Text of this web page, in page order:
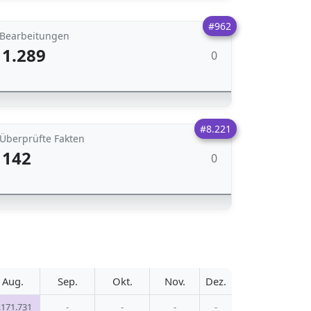
#962
Bearbeitungen
1.289 0
#8.221
Überprüfte Fakten
142 0
Aug. Sep. Okt. Nov. Dez.
- - - -